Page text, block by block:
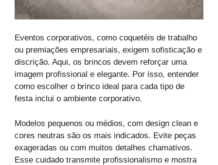
Eventos corporativos, como coquetéis de trabalho
ou premiações empresariais, exigem sofisticação e
discrição. Aqui, os brincos devem reforçar uma
imagem profissional e elegante. Por isso, entender
como escolher o brinco ideal para cada tipo de
festa inclui o ambiente corporativo.
Modelos pequenos ou médios, com design clean e
cores neutras são os mais indicados. Evite peças
exageradas ou com muitos detalhes chamativos.
Esse cuidado transmite profissionalismo e mostra